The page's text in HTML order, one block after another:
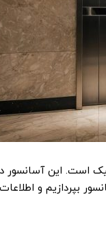
است. این آسانسور
و اطلاعات